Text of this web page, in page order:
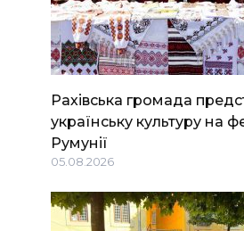
Рахівська громада
українську культуру на
Румунії
05.08.2026